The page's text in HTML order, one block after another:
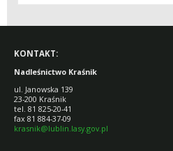
KONTAKT:
Nadleśnictwo Kraśnik
ul. Janowska 139
23-200 Kraśnik
tel. 81 825-20-41
fax 81 884-37-09
krasnik@lublin.lasy.gov.pl